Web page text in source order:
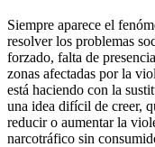
Siempre aparece el
resolver los problemas
forzado, falta de
zonas afectadas por la
está haciendo con la
una idea difícil de creer,
reducir o aumentar la
narcotráfico sin